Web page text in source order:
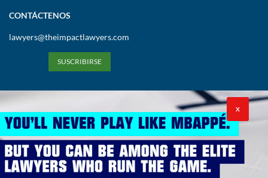
CONTÁCTENOS
lawyers@theimpactlawyers.com
SUSCRIBIRSE
X